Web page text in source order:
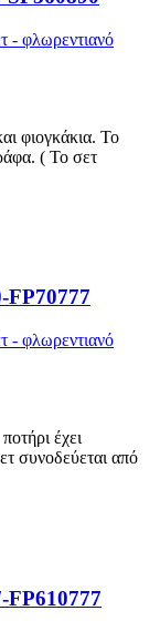
- φλωρεντιανό
φιογκάκια. Το
( Το σετ
- φλωρεντιανό
έχει
συνοδεύεται από